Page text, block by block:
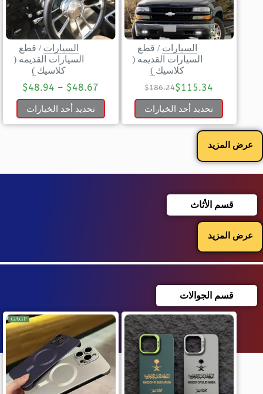
السيارات / قطع
السيارات القديمه (
كلاسيك )
$186.24$115.34
تحديد أحد الخيارات
السيارات / قطع
السيارات القديمه (
كلاسيك )
$48.67
–
$48.94
تحديد أحد الخيارات
عرض المزيد
قسم الأثاث
عرض المزيد
قسم الجوالات